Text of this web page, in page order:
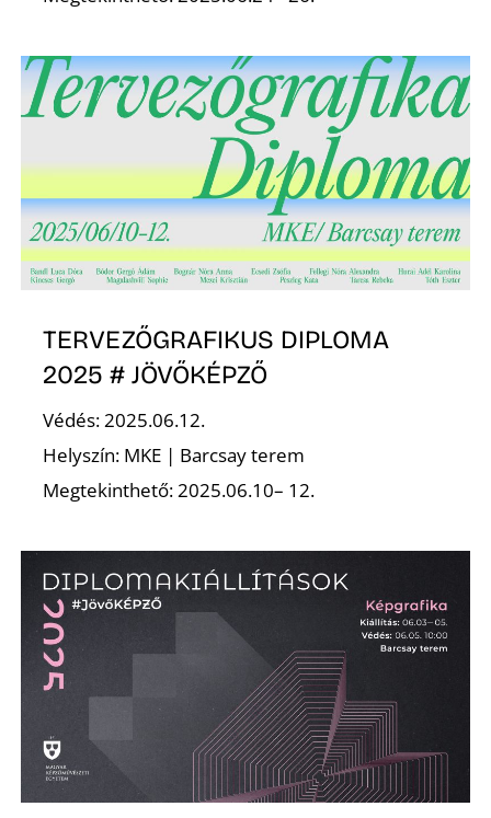
TERVEZŐGRAFIKUS DIPLOMA
2025 # JÖVŐKÉPZŐ
Védés: 2025.06.12.
Helyszín: MKE | Barcsay terem
Megtekinthető: 2025.06.10– 12.